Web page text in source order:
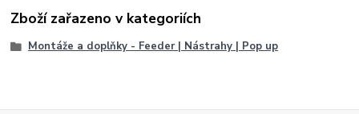
Zboží zařazeno v kategoriích
Montáže a doplňky - Feeder | Nástrahy | Pop up